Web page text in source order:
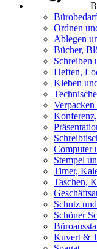
Bürobedarf
Ordnen
Ablegen
Bücher,
Schreiben
Heften,
Kleben
Verpacken
Computer
Stempel
Timer,
Taschen,
Schutz
Schöner
Kuvert &